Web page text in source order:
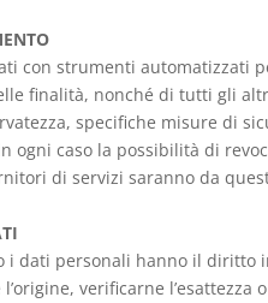
con strumenti automatizzati
finalità, nonché di tutti gli
specifiche misure di
ogni caso la possibilità di
di servizi saranno da
i dati personali hanno il diritto
verificarne